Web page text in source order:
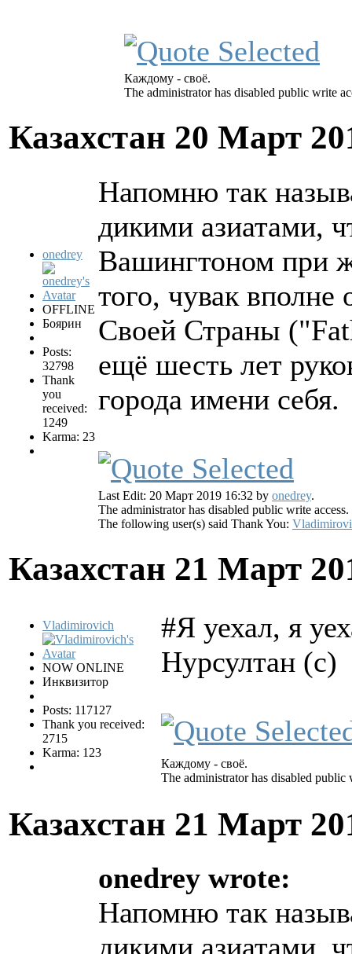
Каждому - своё.
The administrator has disabled public write
Казахстан 20 Март
onedrey
OFFLINE
Боярин
Posts:
32798
Thank
you
received:
1249
Karma: 23
Напомню так
дикими азиатами,
Вашингтоном при
того, чувак
Своей Страны
ещё шесть лет
города имени себя.
Last Edit: 20 Март 2019 16:32 by onedrey.
The administrator has disabled public write access.
The following user(s) said Thank You:
Казахстан 21 Март
Vladimirovich
NOW ONLINE
Инквизитор
Posts: 117127
Thank you received:
2715
Karma: 123
#Я уехал, я
Нурсултан (с)
Каждому - своё.
The administrator has disabled public
Казахстан 21 Март
onedrey wrote:
Напомню так
дикими азиатами,